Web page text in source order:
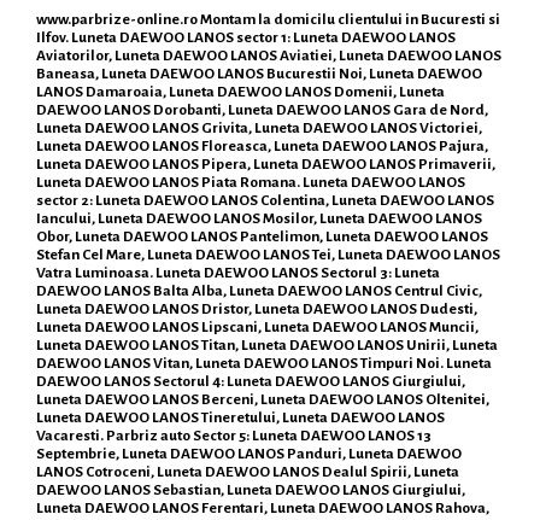
www.parbrize-online.roMontam la domicilu clientului in Bucuresti si
Ilfov. Luneta DAEWOO LANOS sector 1: Luneta DAEWOO LANOS
Aviatorilor, Luneta DAEWOO LANOS Aviatiei, Luneta DAEWOO LANOS
Baneasa, Luneta DAEWOO LANOS Bucurestii Noi, Luneta DAEWOO
LANOS Damaroaia, Luneta DAEWOO LANOS Domenii, Luneta
DAEWOO LANOS Dorobanti, Luneta DAEWOO LANOS Gara de Nord,
Luneta DAEWOO LANOS Grivita, Luneta DAEWOO LANOS Victoriei,
Luneta DAEWOO LANOS Floreasca, Luneta DAEWOO LANOS Pajura,
Luneta DAEWOO LANOS Pipera, Luneta DAEWOO LANOS Primaverii,
Luneta DAEWOO LANOS Piata Romana. Luneta DAEWOO LANOS
sector 2: Luneta DAEWOO LANOS Colentina, Luneta DAEWOO LANOS
Iancului, Luneta DAEWOO LANOS Mosilor, Luneta DAEWOO LANOS
Obor, Luneta DAEWOO LANOS Pantelimon, Luneta DAEWOO LANOS
Stefan Cel Mare, Luneta DAEWOO LANOS Tei, Luneta DAEWOO LANOS
Vatra Luminoasa. Luneta DAEWOO LANOS Sectorul 3: Luneta
DAEWOO LANOS Balta Alba, Luneta DAEWOO LANOS Centrul Civic,
Luneta DAEWOO LANOS Dristor, Luneta DAEWOO LANOS Dudesti,
Luneta DAEWOO LANOS Lipscani, Luneta DAEWOO LANOS Muncii,
Luneta DAEWOO LANOS Titan, Luneta DAEWOO LANOS Unirii, Luneta
DAEWOO LANOS Vitan, Luneta DAEWOO LANOS Timpuri Noi. Luneta
DAEWOO LANOS Sectorul 4: Luneta DAEWOO LANOS Giurgiului,
Luneta DAEWOO LANOS Berceni, Luneta DAEWOO LANOS Oltenitei,
Luneta DAEWOO LANOS Tineretului, Luneta DAEWOO LANOS
Vacaresti. Parbriz auto Sector 5: Luneta DAEWOO LANOS 13
Septembrie, Luneta DAEWOO LANOS Panduri, Luneta DAEWOO
LANOS Cotroceni, Luneta DAEWOO LANOS Dealul Spirii, Luneta
DAEWOO LANOS Sebastian, Luneta DAEWOO LANOS Giurgiului,
Luneta DAEWOO LANOS Ferentari, Luneta DAEWOO LANOS Rahova,